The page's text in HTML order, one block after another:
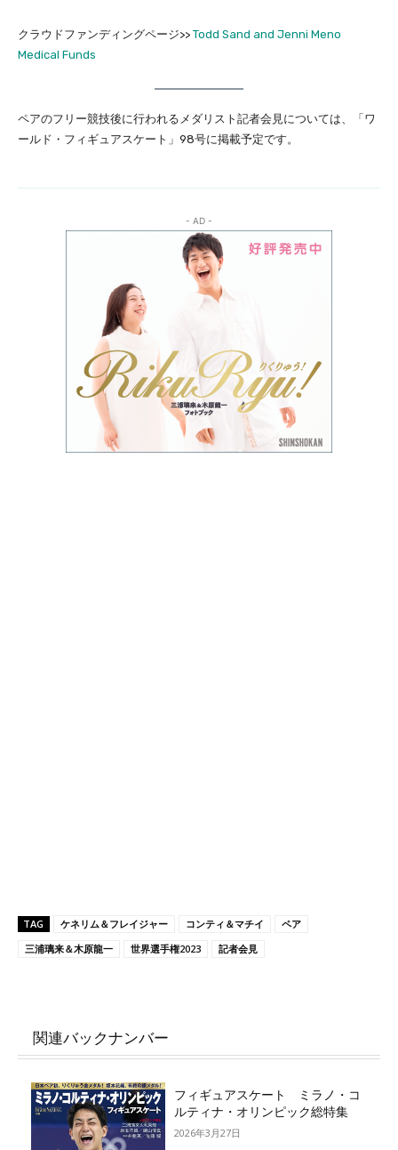
クラウドファンディングページ>> Todd Sand and Jenni Meno
Medical Funds
ペアのフリー競技後に行われるメダリスト記者会見については、「ワ
ールド・フィギュアスケート」98号に掲載予定です。
- AD -
TAG ケネリム＆フレイジャー コンティ＆マチイ
ペア
三浦璃来＆木原龍一
世界選手権2023 記者会見
関連バックナンバー
フィギュアスケート ミラノ・コ
ルティナ・オリンピック総特集
2026年3月27日